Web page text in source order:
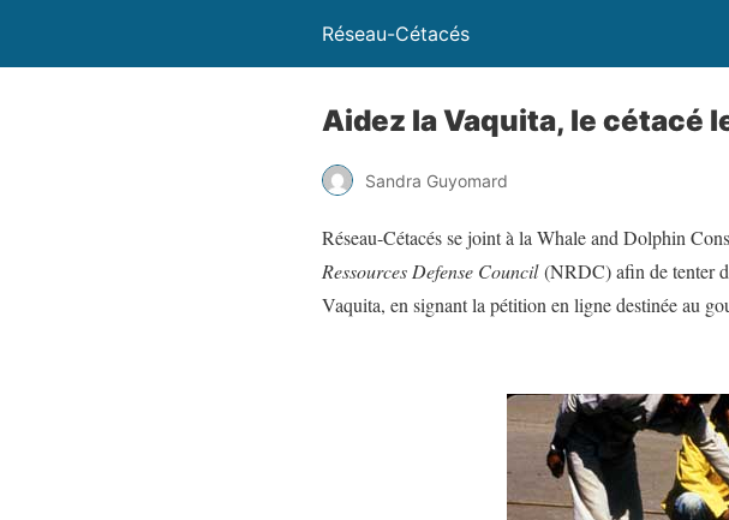
Réseau-Cétacés
Aidez la Vaquita, le cétacé
Sandra Guyomard
Réseau-Cétacés se joint à la Whale and Dolphin
Ressources Defense Council(NRDC) afin de tenter
Vaquita, en signant la pétition en ligne destinée au